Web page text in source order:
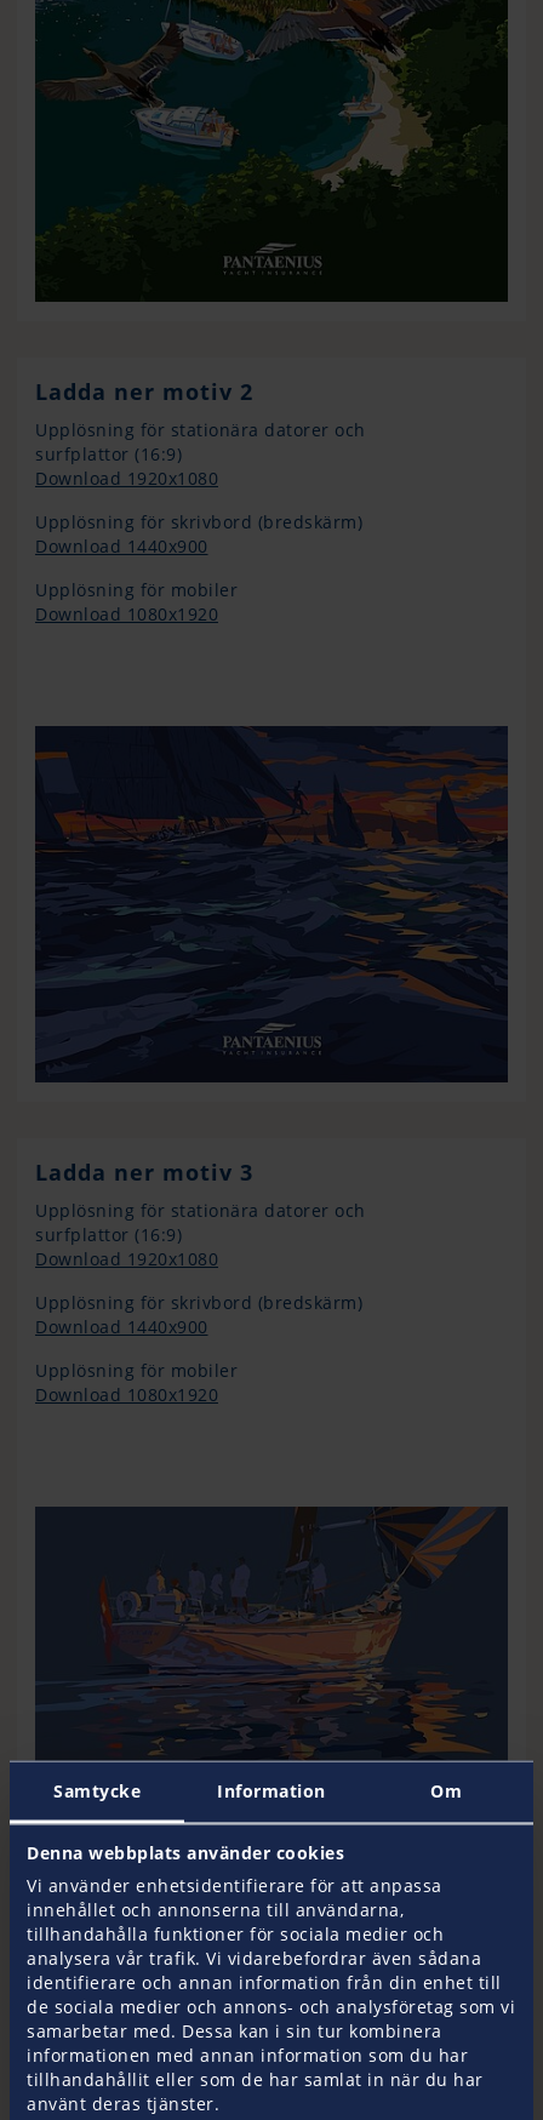
Samtycke Information Om
Denna webbplats använder cookies
Vi använder enhetsidentifierare för att anpassa
innehållet och annonserna till användarna,
tillhandahålla funktioner för sociala medier och
analysera vår trafik. Vi vidarebefordrar även sådana
identifierare och annan information från din enhet till
de sociala medier och annons- och analysföretag som vi
samarbetar med. Dessa kan i sin tur kombinera
informationen med annan information som du har
tillhandahållit eller som de har samlat in när du har
använt deras tjänster.
Ladda ner motiv 2
Upplösning för stationära datorer och
surfplattor (16:9)
Download 1920x1080
Upplösning för skrivbord (bredskärm)
Download 1440x900
Upplösning för mobiler
Download 1080x1920
Ladda ner motiv 3
Upplösning för stationära datorer och
surfplattor (16:9)
Download 1920x1080
Upplösning för skrivbord (bredskärm)
Download 1440x900
Upplösning för mobiler
Download 1080x1920
Ladda ner motiv 4
Upplösning för stationära datorer och
surfplattor (16:9)
Download 1920x1080
Upplösning för skrivbord (bredskärm)
Download 1440x900